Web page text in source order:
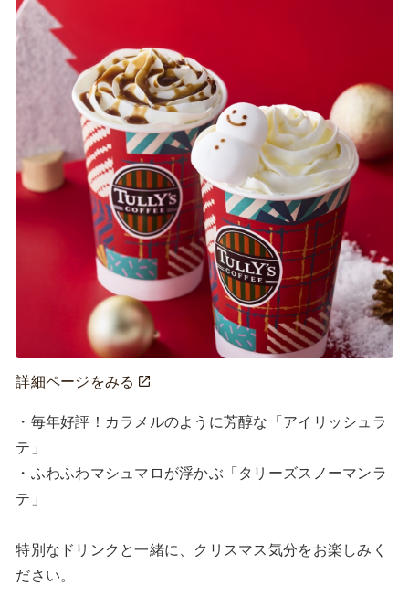
詳細ページをみる
・毎年好評！カラメルのように芳醇な「アイリッシュラ
テ」
・ふわふわマシュマロが浮かぶ「タリーズスノーマンラ
テ」
特別なドリンクと一緒に、クリスマス気分をお楽しみく
ださい。